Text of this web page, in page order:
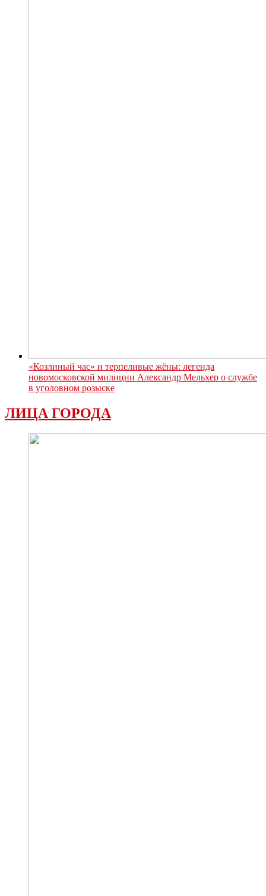
«Козлиный час» и терпеливые жёны: легенда
новомосковской милиции Александр Мельхер о службе
в уголовном розыске
ЛИЦА ГОРОДА